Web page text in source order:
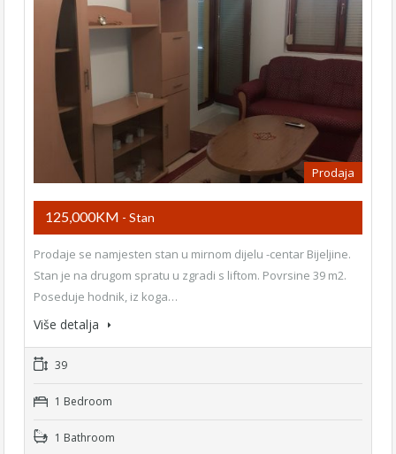
Prodaja
125,000KM - Stan
Prodaje se namjesten stan u mirnom dijelu -centar Bijeljine.
Stan je na drugom spratu u zgradi s liftom. Povrsine 39 m2.
Poseduje hodnik, iz koga…
Više detalja
39
1 Bedroom
1 Bathroom